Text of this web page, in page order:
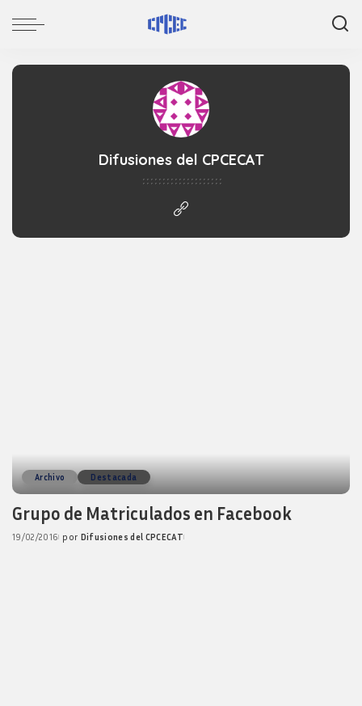
Difusiones del CPCECAT
Archivo Destacada
Grupo de Matriculados en Facebook
19/02/2016
Posted
por Difusiones del CPCECAT